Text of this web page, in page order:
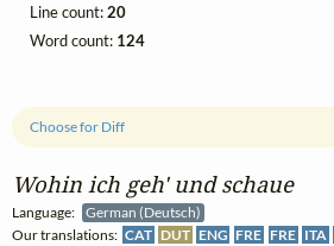
Wohin ich geh' und schaue
Language:
German (Deutsch)
Our translations: CAT DUT ENG FRE FRE ITA
Choose for Diff
Line count:20
Word count: 124